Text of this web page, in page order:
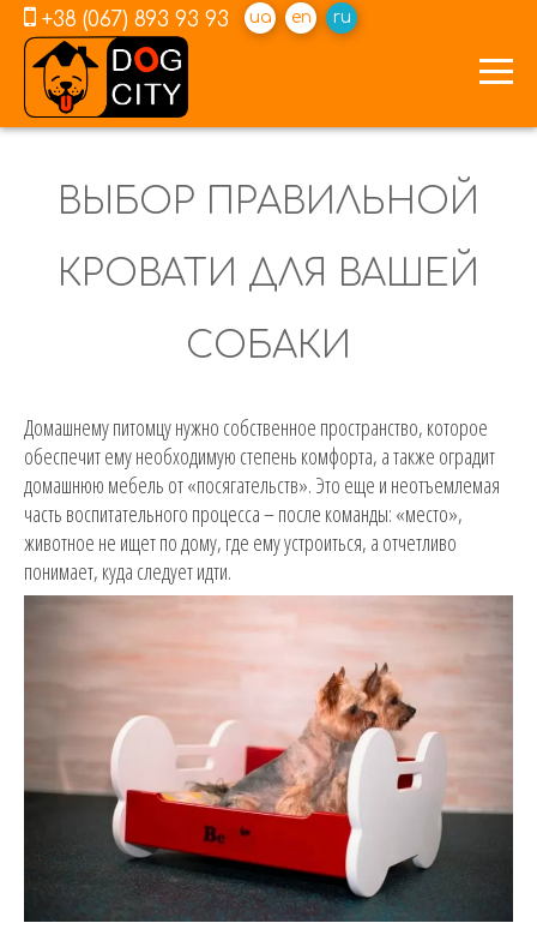
+38 (067) 893 93 93 ua en ru
ВЫБОР ПРАВИЛЬНОЙ
КРОВАТИ ДЛЯ ВАШЕЙ
СОБАКИ
Домашнему питомцу нужно собственное пространство, которое
обеспечит ему необходимую степень комфорта, а также оградит
домашнюю мебель от «посягательств». Это еще и неотъемлемая
часть воспитательного процесса – после команды: «место»,
животное не ищет по дому, где ему устроиться, а отчетливо
понимает, куда следует идти.